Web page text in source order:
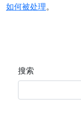
如何被处理。
搜索